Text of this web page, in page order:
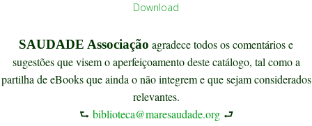
Download
SAUDADE Associação agradece todos os comentários e
sugestões que visem o aperfeiçoamento deste catálogo, tal como a
partilha de eBooks que ainda o não integrem e que sejam considerados
relevantes.
⮑ biblioteca@maresaudade.org⮐